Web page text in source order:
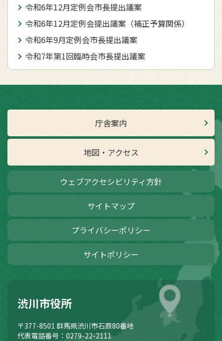
令和6年12月定例会市長提出議案
令和6年12月定例会提出議案（補正予算関係）
令和6年9月定例会市長提出議案
令和7年第1回臨時会市長提出議案
庁舎案内
地図・アクセス
ウェブアクセシビリティ方針
サイトマップ
プライバシーポリシー
サイトポリシー
渋川市役所
〒377-8501 群馬県渋川市石原80番地
代表電話番号：0279-22-2111